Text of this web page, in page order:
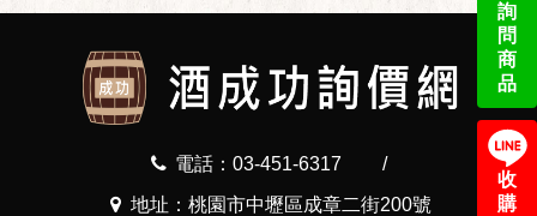
詢
問
商
品
收
購
電話：03-451-6317
/
地址：桃園市中壢區成章二街200號